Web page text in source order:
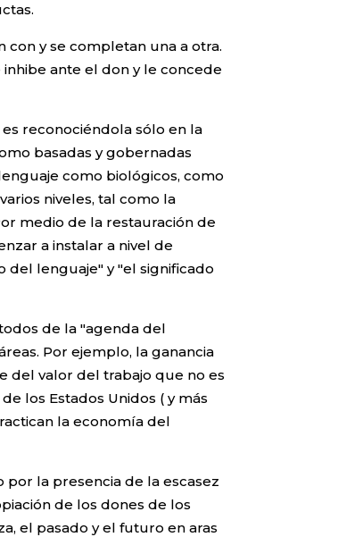
y se completan una a otra.
ante el don y le concede
reconociéndola sólo en la
basadas y gobernadas
como biológicos, como
niveles, tal como la
medio de la restauración de
a instalar a nivel de
del lenguaje" y "el significado
de la "agenda del
Por ejemplo, la ganancia
del valor del trabajo que no es
los Estados Unidos ( y más
la economía del
por la presencia de la escasez
de los dones de los
el pasado y el futuro en aras